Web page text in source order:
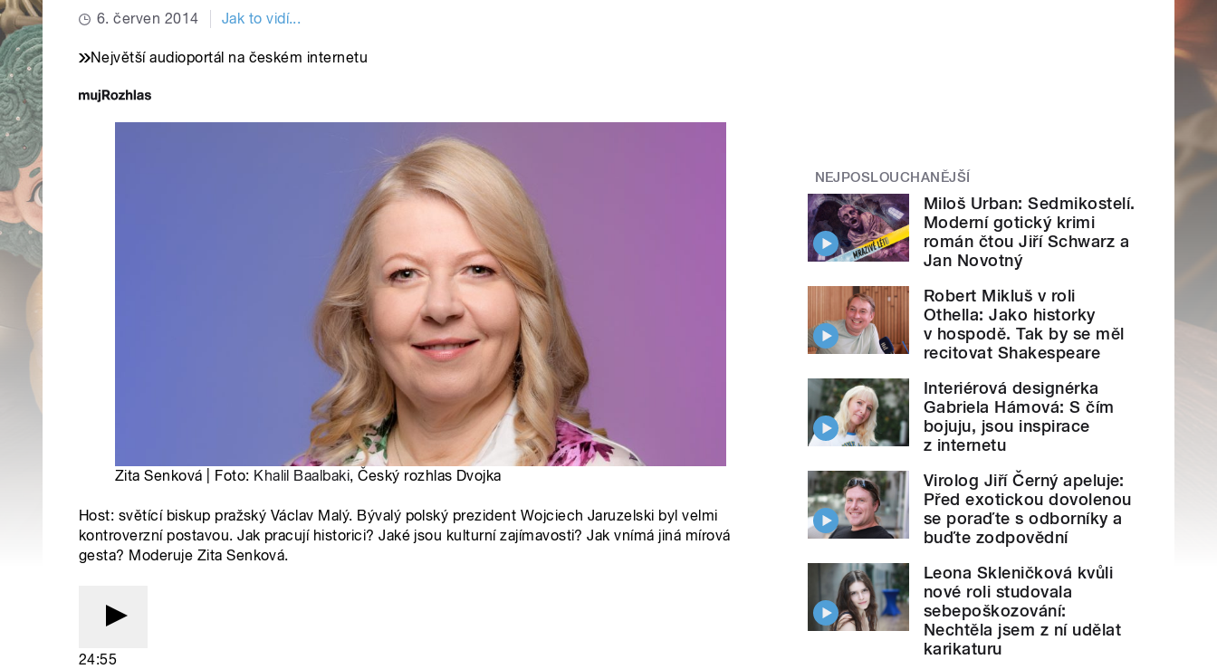
6. červen 2014 Jak to vidí...
Největší audioportál na českém internetu
Zita Senková | Foto: Khalil Baalbaki, Český rozhlas Dvojka
Host: světící biskup pražský Václav Malý. Bývalý polský prezident Wojciech Jaruzelski byl velmi
kontroverzní postavou. Jak pracují historici? Jaké jsou kulturní zajímavosti? Jak vnímá jiná mírová
gesta? Moderuje Zita Senková.
24:55
NEJPOSLOUCHANĚJŠÍ
Miloš Urban: Sedmikostelí.
Moderní gotický krimi
román čtou Jiří Schwarz a
Jan Novotný
Robert Mikluš v roli
Othella: Jako historky
v hospodě. Tak by se měl
recitovat Shakespeare
Interiérová designérka
Gabriela Hámová: S čím
bojuju, jsou inspirace
z internetu
Virolog Jiří Černý apeluje:
Před exotickou dovolenou
se poraďte s odborníky a
buďte zodpovědní
Leona Skleničková kvůli
nové roli studovala
sebepoškozování:
Nechtěla jsem z ní udělat
karikaturu